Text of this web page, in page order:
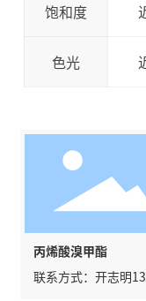
饱和度
色光
丙烯酸溴甲酯
联系方式：开志明